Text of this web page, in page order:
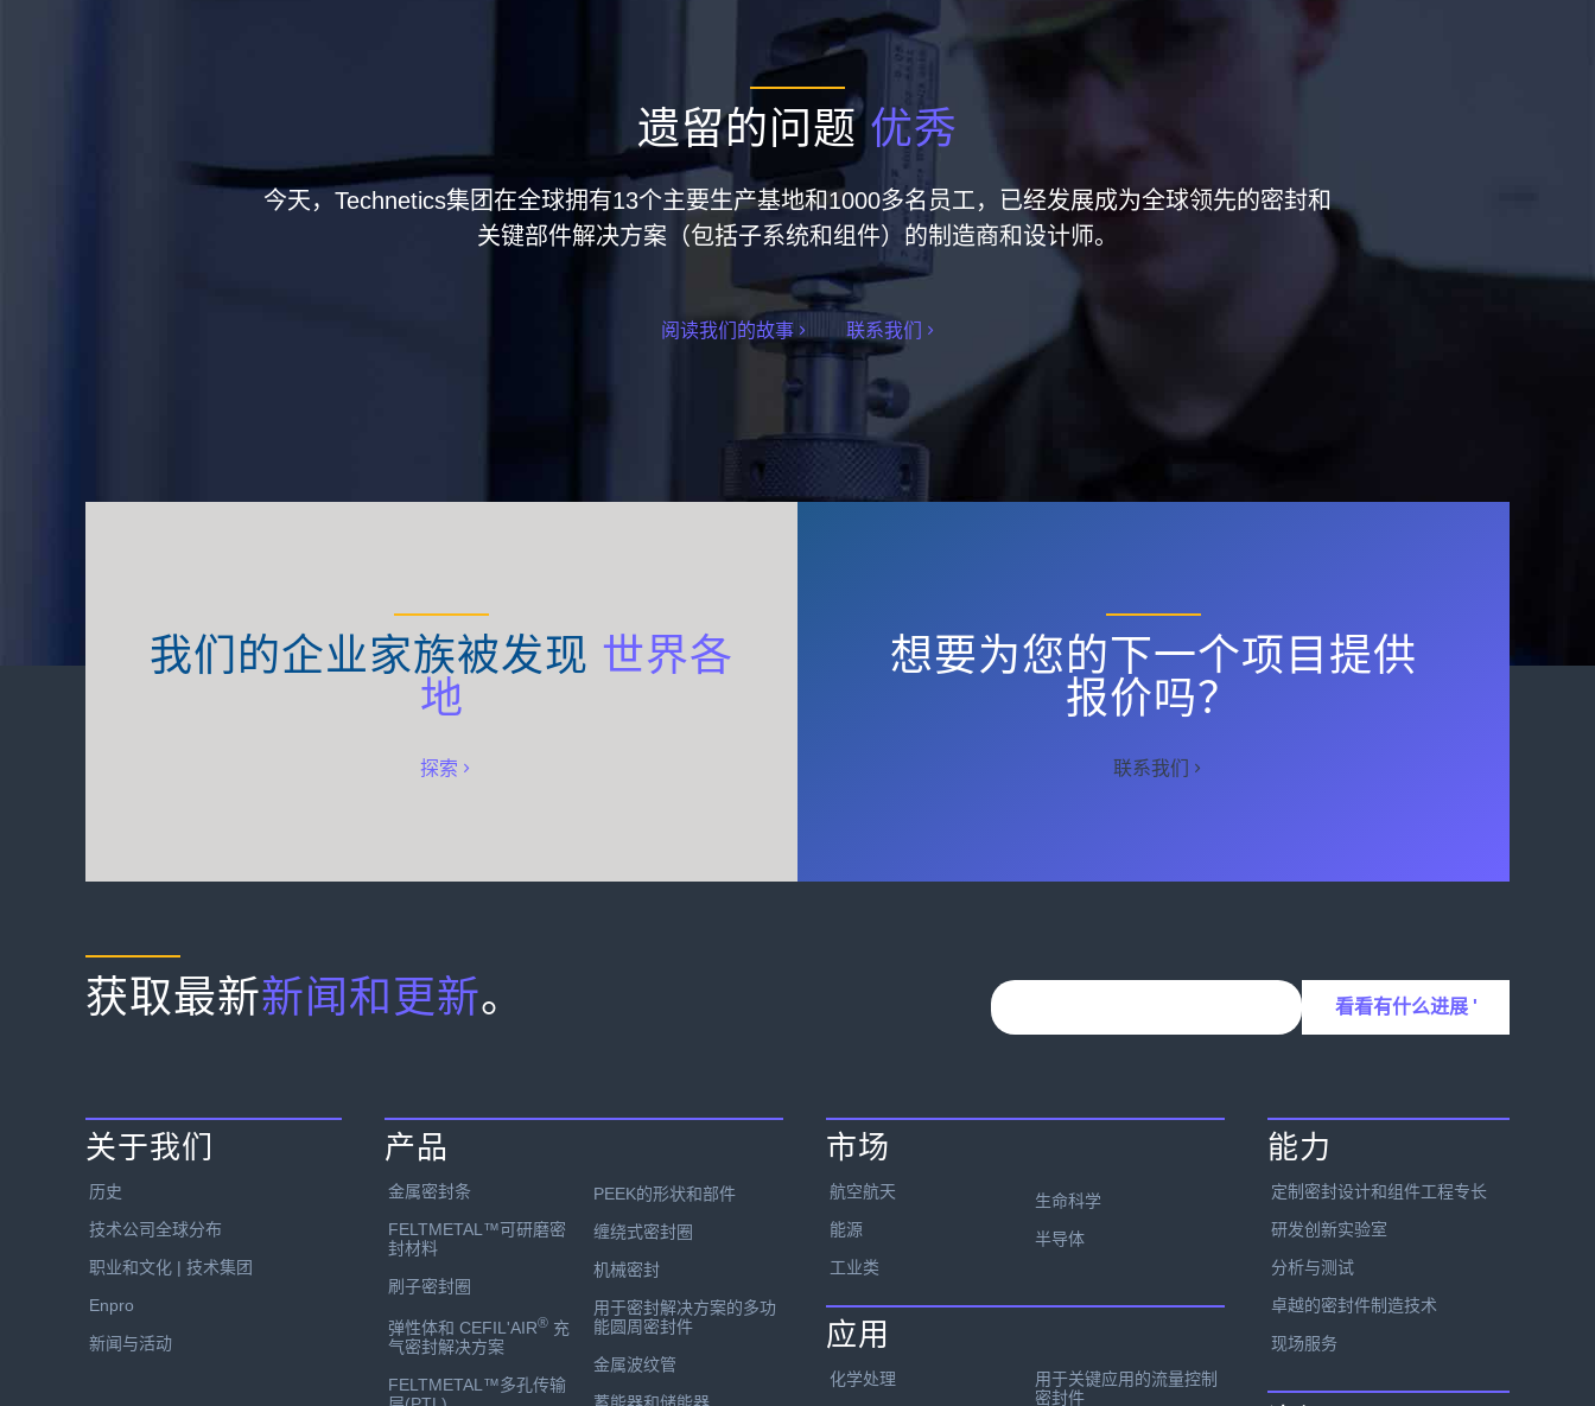
遗留的问题优秀
今天，Technetics集团在全球拥有13个主要生产基地和1000多名员工，已经发展成为全球领先的密封和
关键部件解决方案（包括子系统和组件）的制造商和设计师。
阅读我们的故事 联系我们
我们的企业家族被发现 世界各
地
探索
想要为您的下一个项目提供
报价吗？
联系我们
获取最新新闻和更新。
关于我们
历史
技术公司全球分布
职业和文化 | 技术集团
Enpro
新闻与活动
产品
金属密封条
FELTMETAL™可研磨密
封材料
刷子密封圈
弹性体和 CEFIL'AIR® 充
气密封解决方案
FELTMETAL™多孔传输
PEEK的形状和部件
缠绕式密封圈
机械密封
用于密封解决方案的多功
能圆周密封件
金属波纹管
市场
航空航天
能源
工业类
生命科学
半导体
应用
化学处理
用于关键应用的流量控制
密封件
能力
定制密封设计和组件工程专长
研发创新实验室
分析与测试
卓越的密封件制造技术
现场服务